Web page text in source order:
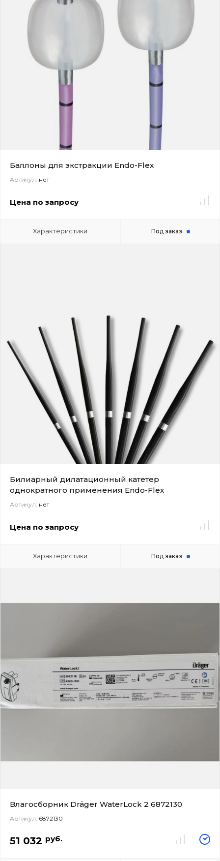
Баллоны для экстракции Endo-Flex
Артикул: нет
Цена по запросу
Характеристики Под заказ
Билиарный дилатационный катетер
однократного применения Endo-Flex
Артикул: нет
Цена по запросу
Характеристики Под заказ
Влагосборник Dräger WaterLock 2 6872130
Артикул: 6872130
51 032 руб.